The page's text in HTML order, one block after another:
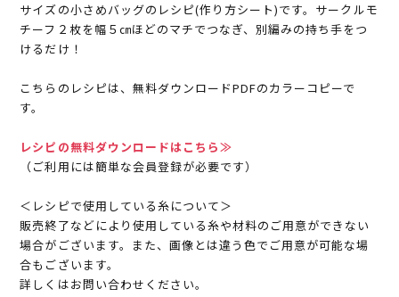
サイズの小さめバッグのレシピ(作り方シート)です。サークルモ
チーフ２枚を幅５㎝ほどのマチでつなぎ、別編みの持ち手をつ
けるだけ！
こちらのレシピは、無料ダウンロードPDFのカラーコピーで
す。
レシピの無料ダウンロードはこちら≫
（ご利用には簡単な会員登録が必要です）
＜レシピで使用している糸について＞
販売終了などにより使用している糸や材料のご用意ができない
場合がございます。また、画像とは違う色でご用意が可能な場
合もございます。
詳しくはお問い合わせください。